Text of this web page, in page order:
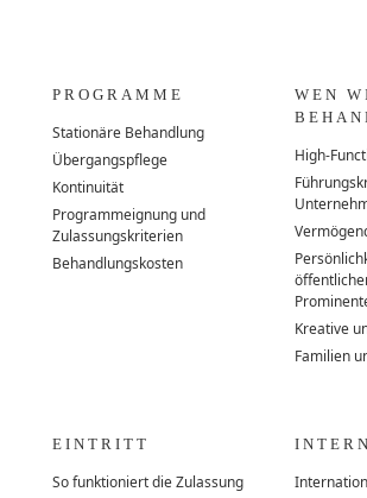
PROGRAMME
Stationäre Behandlung
Übergangspflege
Kontinuität
Programmeignung und
Zulassungskriterien
Behandlungskosten
WEN
High-
Kreative
Familien
EINTRITT
So funktioniert die Zulassung